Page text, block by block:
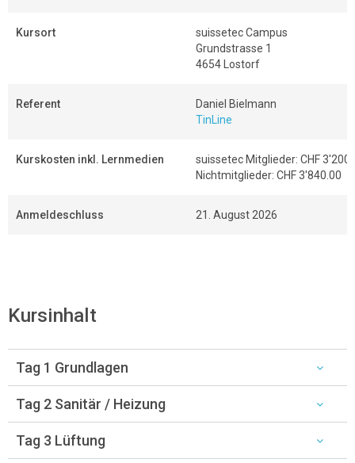
Kursort
suissetec Campus
Grundstrasse 1
4654 Lostorf
Referent
Daniel Bielmann
TinLine
Kurskosten inkl. Lernmedien
suissetec Mitglieder: CHF
Nichtmitglieder: CHF 3'840.00
Anmeldeschluss 21. August 2026
Kursinhalt
Tag 1 Grundlagen
Tag 2 Sanitär / Heizung
Tag 3 Lüftung